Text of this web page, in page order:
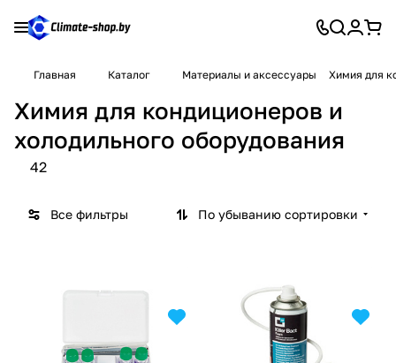
Главная Каталог Материалы и аксессуары Химия для
Химия для кондиционеров и
холодильного оборудования
42
Все фильтры По убыванию сортировки